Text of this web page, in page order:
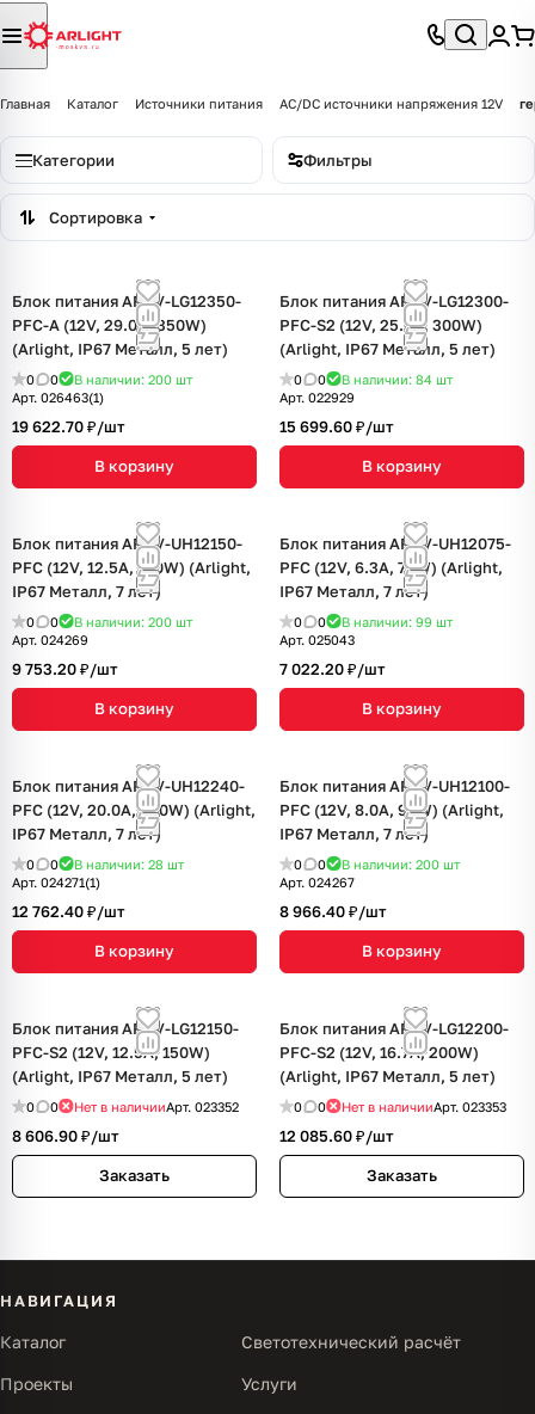
Главная Каталог Источники питания AC/DC источники напряжения 12V
Категории Фильтры
Сортировка
Блок питания ARPV-LG12350-
PFC-A (12V, 29.0A, 350W)
(Arlight, IP67 Металл, 5 лет)
0 0 В наличии: 200 шт
Арт. 026463(1)
19 622.70 ₽/шт
В корзину
Блок питания ARPV-LG12300-
PFC-S2 (12V, 25.0A, 300W)
(Arlight, IP67 Металл, 5 лет)
0 0 В наличии: 84 шт
Арт. 022929
15 699.60 ₽/шт
В корзину
Блок питания ARPV-UH12150-
PFC (12V, 12.5A, 150W) (Arlight,
IP67 Металл, 7 лет)
0 0 В наличии: 200 шт
Арт. 024269
9 753.20 ₽/шт
В корзину
Блок питания ARPV-UH12075-
PFC (12V, 6.3A, 75W) (Arlight,
IP67 Металл, 7 лет)
0 0 В наличии: 99 шт
Арт. 025043
7 022.20 ₽/шт
В корзину
Блок питания ARPV-UH12240-
PFC (12V, 20.0A, 240W) (Arlight,
IP67 Металл, 7 лет)
0 0 В наличии: 28 шт
Арт. 024271(1)
12 762.40 ₽/шт
В корзину
Блок питания ARPV-UH12100-
PFC (12V, 8.0A, 96W) (Arlight,
IP67 Металл, 7 лет)
0 0 В наличии: 200 шт
Арт. 024267
8 966.40 ₽/шт
В корзину
Блок питания ARPV-LG12150-
PFC-S2 (12V, 12.5A, 150W)
(Arlight, IP67 Металл, 5 лет)
0 0 Нет в наличииАрт. 023352
8 606.90 ₽/шт
Заказать
Блок питания ARPV-LG12200-
PFC-S2 (12V, 16.7A, 200W)
(Arlight, IP67 Металл, 5 лет)
0 0 Нет в наличииАрт. 023353
12 085.60 ₽/шт
Заказать
НАВИГАЦИЯ
Каталог Светотехнический расчёт
Проекты Услуги